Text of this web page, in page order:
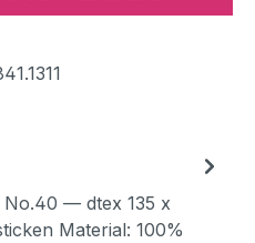
No.40 — dtex 135 x
Material: 100%